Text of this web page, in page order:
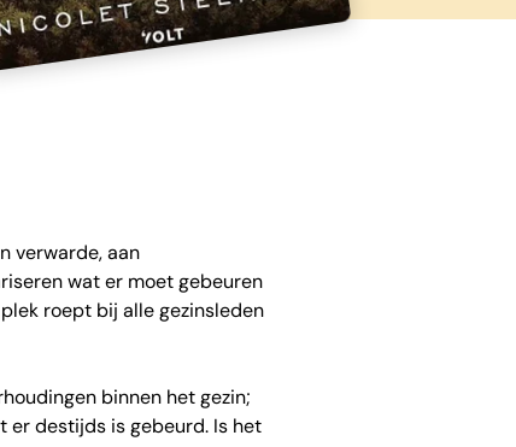
verwarde, aan
wat er moet gebeuren
roept bij alle gezinsleden
binnen het gezin;
er destijds is gebeurd. Is het